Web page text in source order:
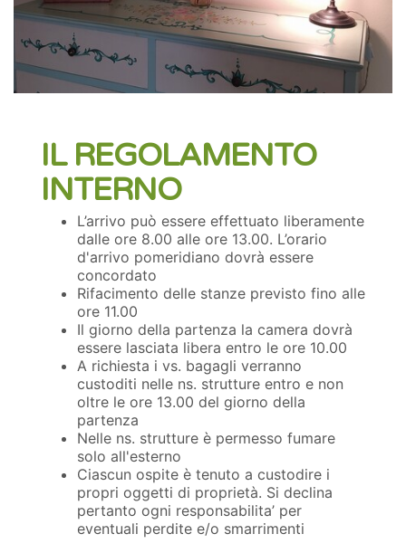
IL REGOLAMENTO
INTERNO
L’arrivo può essere effettuato liberamente
dalle ore 8.00 alle ore 13.00. L’orario
d'arrivo pomeridiano dovrà essere
concordato
Rifacimento delle stanze previsto fino alle
ore 11.00
Il giorno della partenza la camera dovrà
essere lasciata libera entro le ore 10.00
A richiesta i vs. bagagli verranno
custoditi nelle ns. strutture entro e non
oltre le ore 13.00 del giorno della
partenza
Nelle ns. strutture è permesso fumare
solo all'esterno
Ciascun ospite è tenuto a custodire i
propri oggetti di proprietà. Si declina
pertanto ogni responsabilita’ per
eventuali perdite e/o smarrimenti